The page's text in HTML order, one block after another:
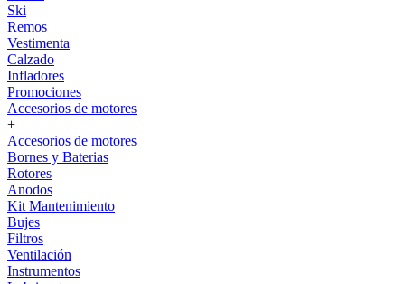
Ski
Remos
Vestimenta
Calzado
Infladores
Promociones
Accesorios de motores
+
Accesorios de motores
Bornes y Baterias
Rotores
Anodos
Kit Mantenimiento
Bujes
Filtros
Ventilación
Instrumentos